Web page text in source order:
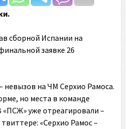
сборной Испании на
заявке 26
невызов на ЧМ Серхио Рамоса.
но места в команде
«ПСЖ» уже отреагировали –
«Серхио Рамос –